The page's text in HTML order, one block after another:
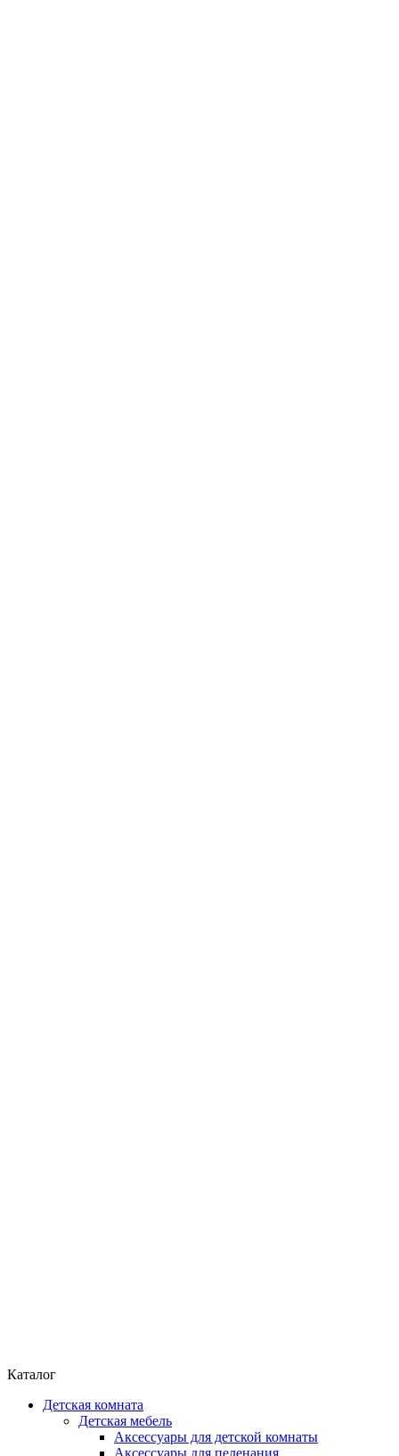
Каталог
Детская комната
Детская мебель
Аксессуары для детской комнаты
Аксессуары для пеленания